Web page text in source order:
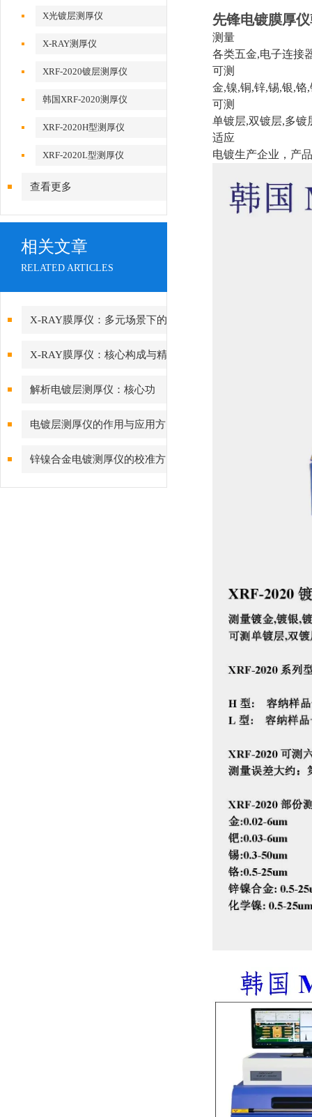
X光镀层测厚仪
X-RAY测厚仪
XRF-2020镀层测厚仪
韩国XRF-2020测厚仪
XRF-2020H型测厚仪
XRF-2020L型测厚仪
查看更多
相关文章
RELATED ARTICLES
X-RAY膜厚仪：多元场景下的
精准检测边界
X-RAY膜厚仪：核心构成与精
密协作的科技密码
解析电镀层测厚仪：核心功
能、行业应用与技术亮点
电镀层测厚仪的作用与应用方
向分析
锌镍合金电镀测厚仪的校准方
法与重要性
先锋电镀膜厚
测量
各类五金,电子连接
可测
金,镍,铜,锌,锡,银,铬
可测
单镀层,双镀层,多镀
适应
电镀生产企业，产